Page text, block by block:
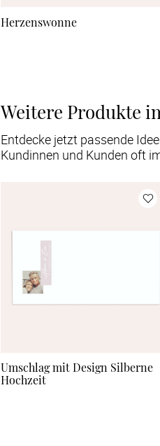
Herzenswonne
Weitere Produkte
Entdecke jetzt passende
Kundinnen und Kunden oft
Umschlag mit Design Silberne
Hochzeit